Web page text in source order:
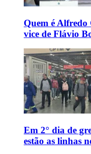
Quem é Alfredo
vice de Flávio
Em 2° dia de
estão as linhas